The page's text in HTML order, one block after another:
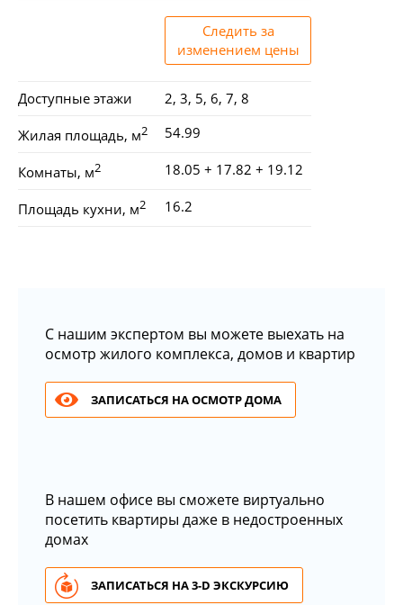
Следить за
изменением цены
Доступные этажи 2, 3, 5, 6, 7, 8
Жилая площадь, м2 54.99
Комнаты, м2 18.05 + 17.82 + 19.12
Площадь кухни, м2 16.2
С нашим экспертом вы можете выехать на
осмотр жилого комплекса, домов и квартир
ЗАПИСАТЬСЯ НА ОСМОТР ДОМА
В нашем офисе вы сможете виртуально
посетить квартиры даже в недостроенных
домах
ЗАПИСАТЬСЯ НА 3-D ЭКСКУРСИЮ